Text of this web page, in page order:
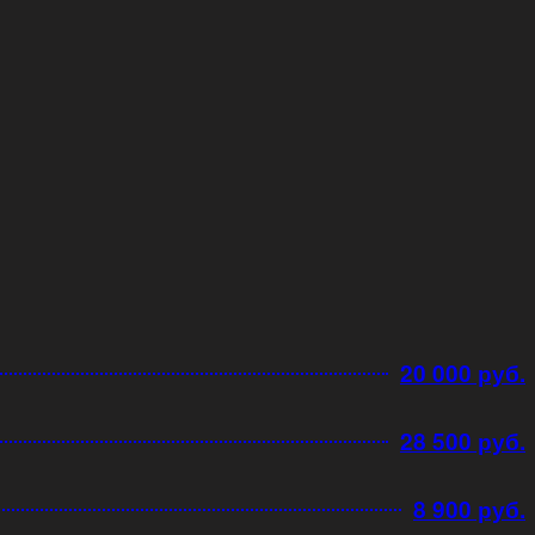
20 000 руб.
28 500 руб.
8 900 руб.